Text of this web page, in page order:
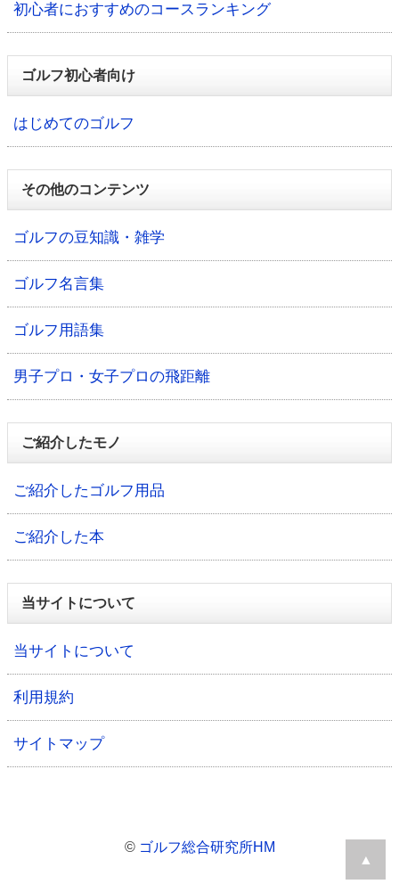
初心者におすすめのコースランキング
ゴルフ初心者向け
はじめてのゴルフ
その他のコンテンツ
ゴルフの豆知識・雑学
ゴルフ名言集
ゴルフ用語集
男子プロ・女子プロの飛距離
ご紹介したモノ
ご紹介したゴルフ用品
ご紹介した本
当サイトについて
当サイトについて
利用規約
サイトマップ
© ゴルフ総合研究所HM
▲